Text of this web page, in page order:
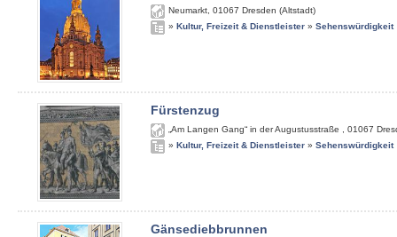
Neumarkt 01067 Dresden (Altstadt)
» Kultur, Freizeit & Dienstleister » Sehenswürdigkeit
Fürstenzug
„Am Langen Gang“ in der Augustusstraße 01067
» Kultur, Freizeit & Dienstleister » Sehenswürdigkeit
Gänsediebbrunnen